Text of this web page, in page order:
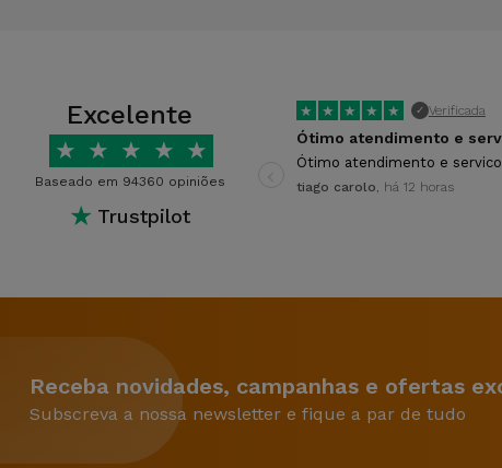
Excelente
★ ★ ★ ★ ★
Baseado em 94360 opiniões
★ Trustpilot
★ ★ ★ ★ ★ ✓ Verificada
Ótimo atendimento e servico
tiago carolo, há 12 horas
Receba novidades, campanhas e ofertas
Subscreva a nossa newsletter e fique a par de tudo